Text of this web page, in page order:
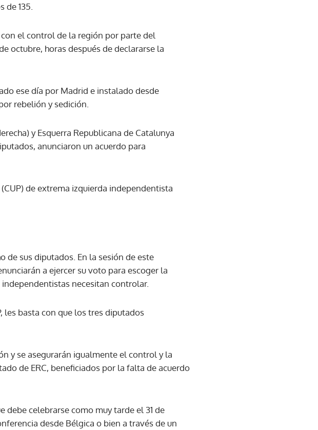
ACEPTAR
135.
el control de la región por parte del
octubre, horas después de declararse la
ese día por Madrid e instalado desde
rebelión y sedición.
y Esquerra Republicana de Catalunya
anunciaron un acuerdo para
de extrema izquierda independentista
de sus diputados. En la sesión de este
a ejercer su voto para escoger la
necesitan controlar.
les basta con que los tres diputados
y se asegurarán igualmente el control y la
de ERC, beneficiados por la falta de acuerdo
debe celebrarse como muy tarde el 31 de
desde Bélgica o bien a través de un